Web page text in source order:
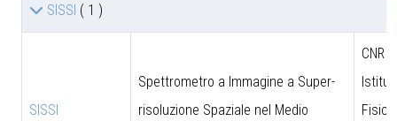
SISSI ( 1 )
SISSI
Spettrometro a Immagine a Super-
risoluzione Spaziale nel Medio
CNR -
Fisica